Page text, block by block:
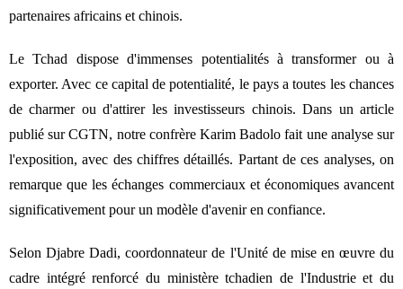
partenaires africains et chinois.
Le Tchad dispose d'immenses potentialités à transformer ou à
exporter. Avec ce capital de potentialité, le pays a toutes les chances
de charmer ou d'attirer les investisseurs chinois. Dans un article
publié sur CGTN, notre confrère Karim Badolo fait une analyse sur
l'exposition, avec des chiffres détaillés. Partant de ces analyses, on
remarque que les échanges commerciaux et économiques avancent
significativement pour un modèle d'avenir en confiance.
Selon Djabre Dadi, coordonnateur de l'Unité de mise en œuvre du
cadre intégré renforcé du ministère tchadien de l'Industrie et du